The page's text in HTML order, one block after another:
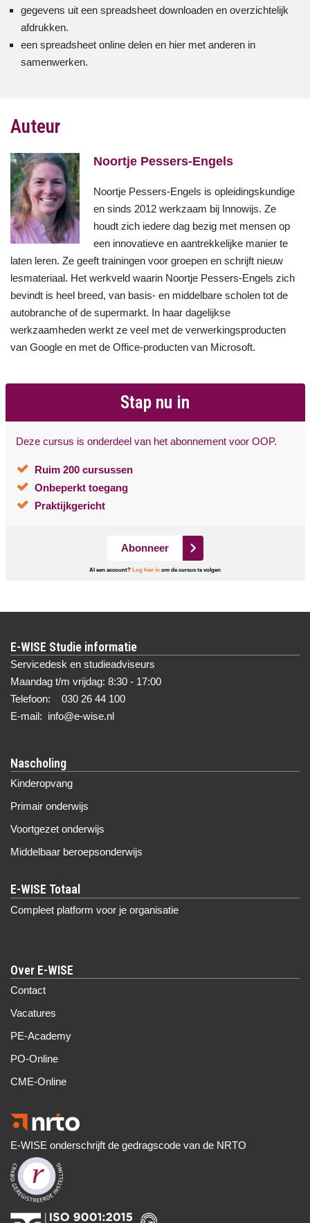
gegevens uit een spreadsheet downloaden en overzichtelijk
afdrukken.
een spreadsheet online delen en hier met anderen in
samenwerken.
Auteur
Noortje Pessers-Engels
Noortje Pessers-Engels is opleidingskundige
en sinds 2012 werkzaam bij Innowijs. Ze
houdt zich iedere dag bezig met mensen op
een innovatieve en aantrekkelijke manier te
laten leren. Ze geeft trainingen voor groepen en schrijft nieuw
lesmateriaal. Het werkveld waarin Noortje Pessers-Engels zich
bevindt is heel breed, van basis- en middelbare scholen tot de
autobranche of de supermarkt. In haar dagelijkse
werkzaamheden werkt ze veel met de verwerkingsproducten
van Google en met de Office-producten van Microsoft.
Stap nu in
Deze cursus is onderdeel van het abonnement voor OOP.
Ruim 200 cursussen
Onbeperkt toegang
Praktijkgericht
Abonneer
Al een account? Log hier in om de cursus te volgen
E-WISE Studie informatie
Servicedesk en studieadviseurs
Maandag t/m vrijdag: 8:30 - 17:00
Telefoon: 030 26 44 100
E-mail: info@e-wise.nl
Nascholing
Kinderopvang
Primair onderwijs
Voortgezet onderwijs
Middelbaar beroepsonderwijs
Compleet platform voor je organisatie
Over E-WISE
Contact
Vacatures
PE-Academy
PO-Online
CME-Online
E-WISE onderschrijft de gedragscode van de NRTO